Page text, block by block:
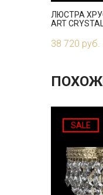
ЛЮСТРА
ART
38 720 руб.
SALE